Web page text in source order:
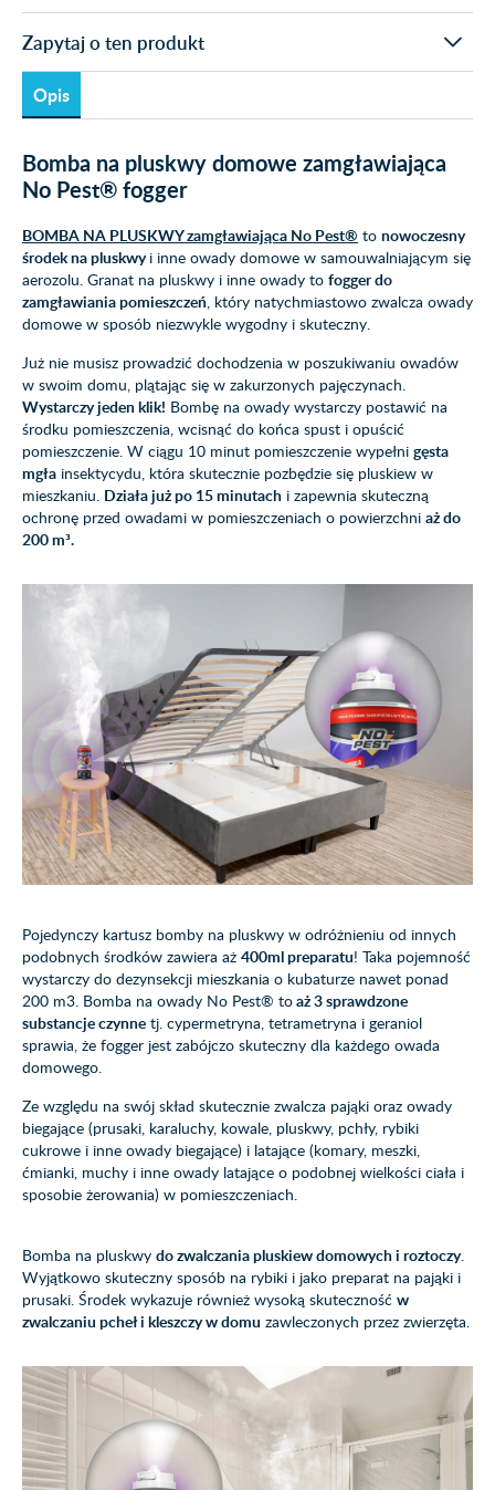
Zapytaj o ten produkt
Opis
Bomba na pluskwy domowe zamgławiająca
No Pest® fogger
BOMBA NA PLUSKWY zamgławiająca No Pest® to nowoczesny
środek na pluskwyi inne owady domowe w samouwalniającym się
aerozolu. Granat na pluskwy i inne owady to fogger do
zamgławiania pomieszczeń, który natychmiastowo zwalcza owady
domowe w sposób niezwykle wygodny i skuteczny.
Już nie musisz prowadzić dochodzenia w poszukiwaniu owadów
w swoim domu, plątając się w zakurzonych pajęczynach.
Wystarczy jeden klik! Bombę na owady wystarczy postawić na
środku pomieszczenia, wcisnąć do końca spust i opuścić
pomieszczenie. W ciągu 10 minut pomieszczenie wypełni gęsta
mgła insektycydu, która skutecznie pozbędzie się pluskiew w
mieszkaniu. Działa już po 15 minutach i zapewnia skuteczną
ochronę przed owadami w pomieszczeniach o powierzchni aż do
200 m³.
Pojedynczy kartusz bomby na pluskwy w odróżnieniu od innych
podobnych środków zawiera aż 400ml preparatu! Taka pojemność
wystarczy do dezynsekcji mieszkania o kubaturze nawet ponad
200 m3. Bomba na owady No Pest® toaż 3 sprawdzone
substancje czynne tj. cypermetryna, tetrametryna i geraniol
sprawia, że fogger jest zabójczo skuteczny dla każdego owada
domowego.
Ze względu na swój skład skutecznie zwalcza pająki oraz owady
biegające (prusaki, karaluchy, kowale, pluskwy, pchły, rybiki
cukrowe i inne owady biegające) i latające (komary, meszki,
ćmianki, muchy i inne owady latające o podobnej wielkości ciała i
sposobie żerowania) w pomieszczeniach.
Bomba na pluskwy do zwalczania pluskiew domowych i roztoczy.
Wyjątkowo skuteczny sposób na rybiki i jako preparat na pająki i
prusaki. Środek wykazuje również wysoką skuteczność w
zwalczaniu pcheł i kleszczy w domu zawleczonych przez zwierzęta.